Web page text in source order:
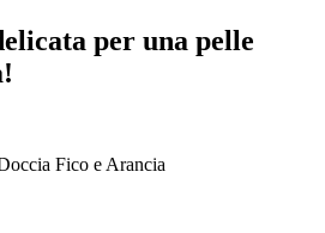
per una pelle
Fico e Arancia